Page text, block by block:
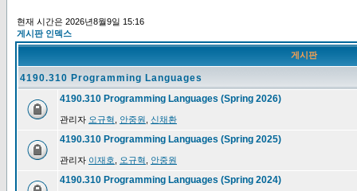
현재 시간은 2026년8월9일 15:16
게시판 인덱스
게시판
4190.310 Programming Languages
4190.310 Programming Languages (Spring 2026)
관리자 오규혁 안중원 신채환
4190.310 Programming Languages (Spring 2025)
관리자 이재호 오규혁 안중원
4190.310 Programming Languages (Spring 2024)